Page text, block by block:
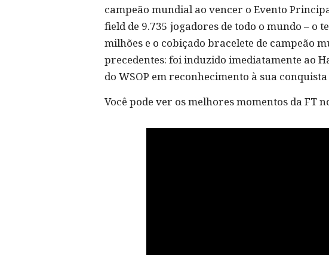
campeão mundial ao vencer o Evento
field de 9.735 jogadores de todo o mundo –
milhões e o cobiçado bracelete de campeão
precedentes: foi induzido imediatamente ao
do WSOP em reconhecimento à sua
Você pode ver os melhores momentos da FT